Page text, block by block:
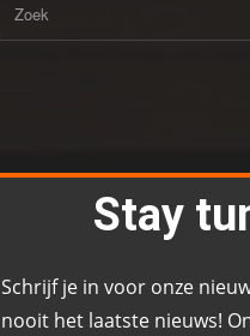
Zoek
Stay
Schrijf je in voor onze
nooit het laatste nieuws!